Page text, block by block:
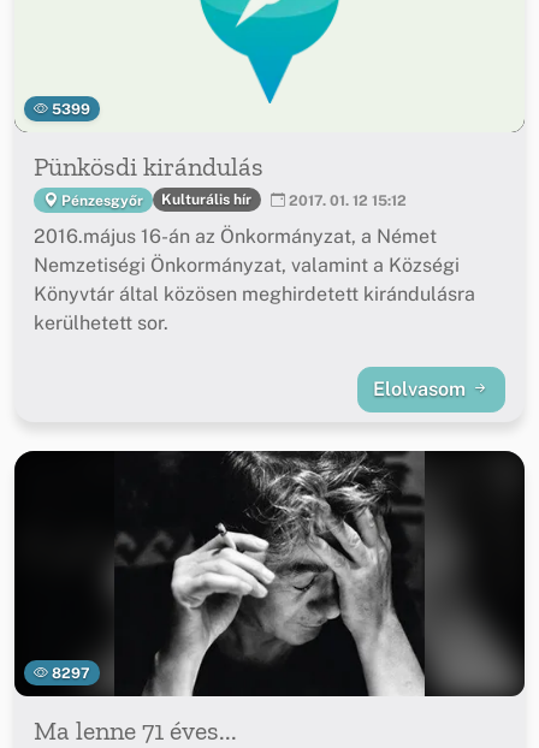
5399
Pünkösdi kirándulás
Pénzesgyőr Kulturális hír 2017. 01. 12 15:12
2016.május 16-án az Önkormányzat, a Német
Nemzetiségi Önkormányzat, valamint a Községi
Könyvtár által közösen meghirdetett kirándulásra
kerülhetett sor.
Elolvasom
8297
Ma lenne 71 éves...